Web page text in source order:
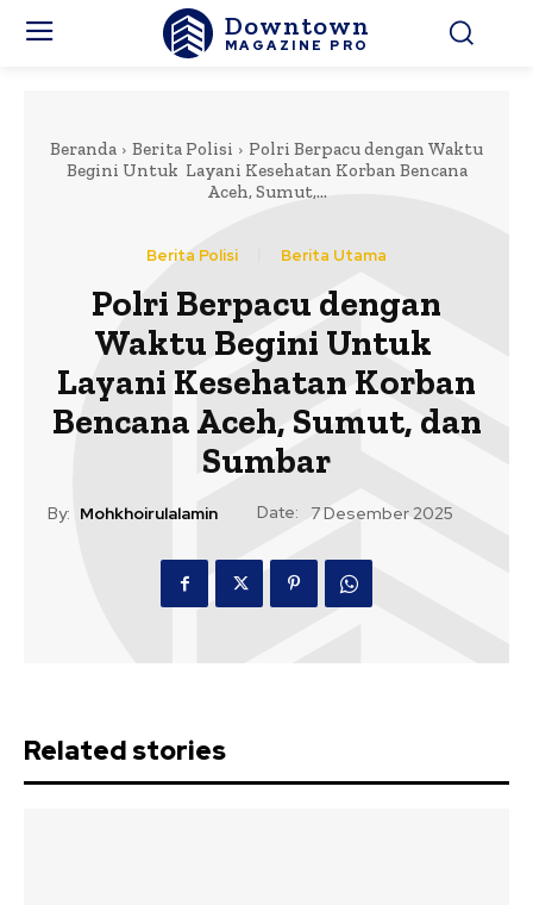
Downtown
MAGAZINE PRO
Beranda Berita Polisi
Polri Berpacu dengan Waktu
Begini Untuk Layani Kesehatan Korban Bencana
Aceh, Sumut,...
Berita Polisi Berita Utama
Polri Berpacu dengan
Waktu Begini Untuk
Layani Kesehatan Korban
Bencana Aceh, Sumut, dan
Sumbar
By: Mohkhoirulalamin Date: 7 Desember 2025
Related stories